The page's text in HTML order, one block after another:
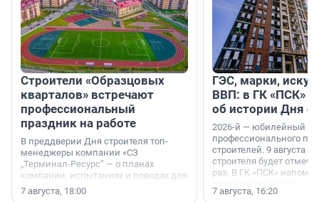
Строители «Образцовых
кварталов» встречают
профессиональный
праздник на работе
В преддверии Дня строителя топ-
менеджеры компании «СЗ
„Терминал-Ресурс“ — о планах
компании, испытаниях и поводах для
осторожного оптимизма.
7 августа, 18:00
ГЭС, марки,
ВВП: в ГК «ПСК»
об истории Дня
2026-й — юбилейный
профессионального
строителей. 9 августа
строителя будет
раз. В ГК «ПСК»
поменялась роль
7 августа, 16:20